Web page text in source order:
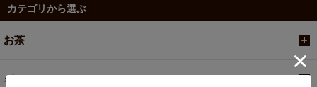
カテゴリから選ぶ
お茶
ギフト